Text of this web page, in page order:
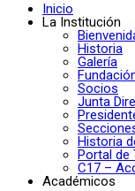
Inicio
La Institución
Historia
Galería
Socios
Junta
Historia
Portal de
C17 –
Académicos